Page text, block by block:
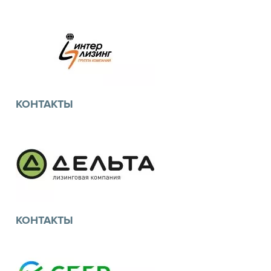
E-mail: kabanova.N@baltlease.ru
Сайт: baltlease.ru
ЭЛЕМЕНТ ЛИЗИНГ
Сайт: elementleasing.ru
КОНТАКТЫ
ООО «ИНТЕРЛИЗИНГ»
КОНТАКТЫ